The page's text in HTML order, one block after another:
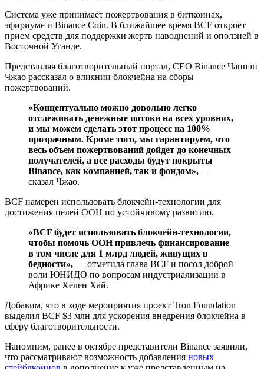
Система уже принимает пожертвования в биткоинах,
эфириуме и Binance Coin. В ближайшее время BCF откроет
прием средств для поддержки жертв наводнений и оползней в
Восточной Уганде.
Представляя благотворительный портал, СЕО Binance Чанпэн
Чжао рассказал о влиянии блокчейна на сборы
пожертвований.
«Концептуально можно довольно легко
отслеживать денежные потоки на всех уровнях,
и мы можем сделать этот процесс на 100%
прозрачным. Кроме того, мы гарантируем, что
весь объем пожертвований дойдет до конечных
получателей, а все расходы будут покрыты
Binance, как компанией, так и фондом», —
сказал Чжао.
BCF намерен использовать блокчейн-технологии для
достижения целей ООН по устойчивому развитию.
«BCF будет использовать блокчейн-технологии,
чтобы помочь ООН привлечь финансирование
в том числе для 1 млрд людей, живущих в
бедности», — отметила глава BCF и посол доброй
воли ЮНИДО по вопросам индустриализации в
Африке Хелен Хай.
Добавим, что в ходе мероприятия проект Tron Foundation
выделил BCF $3 млн для ускорения внедрения блокчейна в
сферу благотворительности.
Напомним, ранее в октябре представители Binance заявили,
что рассматривают возможность добавления новых